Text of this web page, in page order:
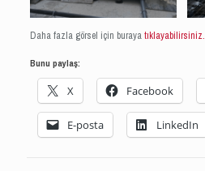
Daha fazla görsel için burayatıklayabilirsiniz.
Bunu paylaş:
X Facebook
E-posta LinkedIn